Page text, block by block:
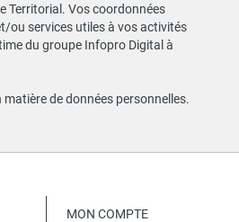
Territorial. Vos coordonnées
ou services utiles à vos activités
du groupe Infopro Digital à
matière de données personnelles.
MON COMPTE